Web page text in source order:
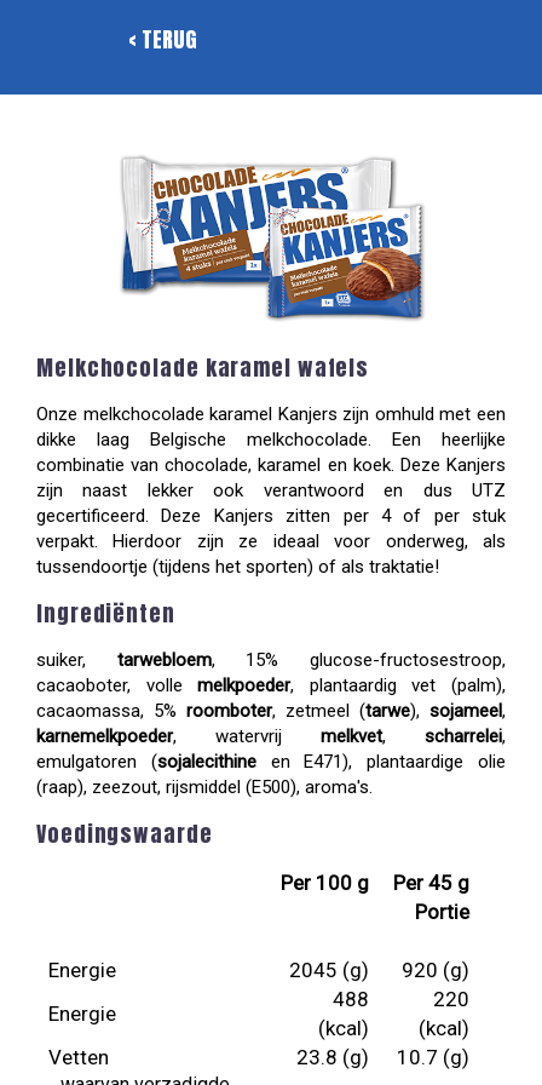
< TERUG
Melkchocolade karamel wafels
Onze melkchocolade karamel Kanjers zijn omhuld met een
dikke laag Belgische melkchocolade. Een heerlijke
combinatie van chocolade, karamel en koek. Deze Kanjers
zijn naast lekker ook verantwoord en dus UTZ
gecertificeerd. Deze Kanjers zitten per 4 of per stuk
verpakt. Hierdoor zijn ze ideaal voor onderweg, als
tussendoortje (tijdens het sporten) of als traktatie!
Ingrediënten
suiker, tarwebloem, 15% glucose-fructosestroop,
cacaoboter, vollemelkpoeder, plantaardig vet (palm),
cacaomassa, 5% roomboter, zetmeel (tarwe), sojameel,
karnemelkpoeder, watervrij melkvet, scharrelei,
emulgatoren (sojalecithineen E471), plantaardige olie
(raap), zeezout, rijsmiddel (E500), aroma's.
Voedingswaarde
Per 100 g
Per 45 g
Portie
Energie 2045 (g)
920 (g)
Energie
488
(kcal)
220
(kcal)
Vetten
23.8 (g) 10.7 (g)